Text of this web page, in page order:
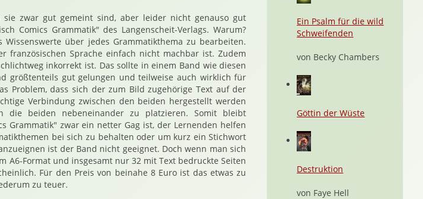
sie zwar gut gemeint sind, aber leider nicht genauso gut
Comics Grammatik" des Langenscheit-Verlags. Warum?
über jedes Grammatikthema zu bearbeiten.
französischen Sprache einfach nicht machbar ist. Zudem
inkorrekt ist. Das sollte in einem Band wie diesen
größtenteils gut gelungen und teilweise auch wirklich für
Problem, dass sich der zum Bild zugehörige Text auf der
Verbindung zwischen den beiden hergestellt werden
die beiden nebeneinander zu platzieren. Somit bleibt
Grammatik" zwar ein netter Gag ist, der Lernenden helfen
bei sich zu behalten oder um kurz ein Stichwort
ist der Band nicht geeignet. Doch wenn man sich
A6-Format und insgesamt nur 32 mit Text bedruckte Seiten
Für den Preis von beinahe 8 Euro ist das etwas zu
zu teuer.
Ein Psalm für die wild
Schweifenden
von Becky Chambers
Göttin der Wüste
Destruktion
von Faye Hell